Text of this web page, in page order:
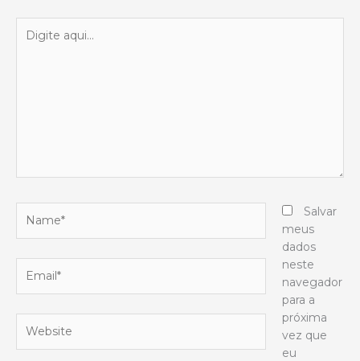
aqui...
Salvar
meus
dados
neste
navegador
para a
próxima
vez que
eu